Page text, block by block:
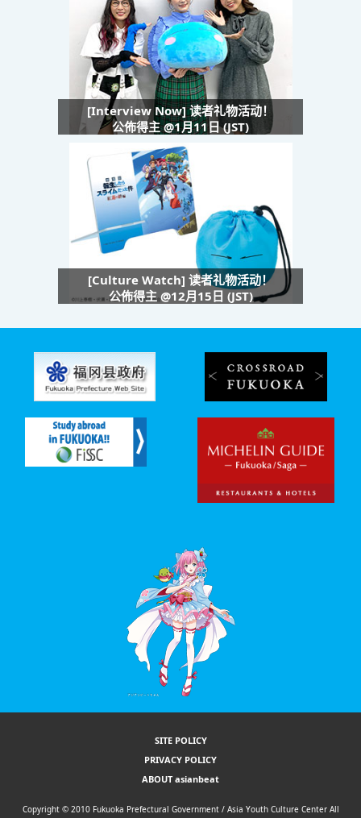
[Interview Now] 读者礼物活动！
公佈得主 @1月11日 (JST)
[Culture Watch] 读者礼物活动！
公佈得主 @12月15日 (JST)
SITE POLICY
PRIVACY POLICY
ABOUT asianbeat
Copyright © 2010 Fukuoka Prefectural Government / Asia Youth Culture Center All